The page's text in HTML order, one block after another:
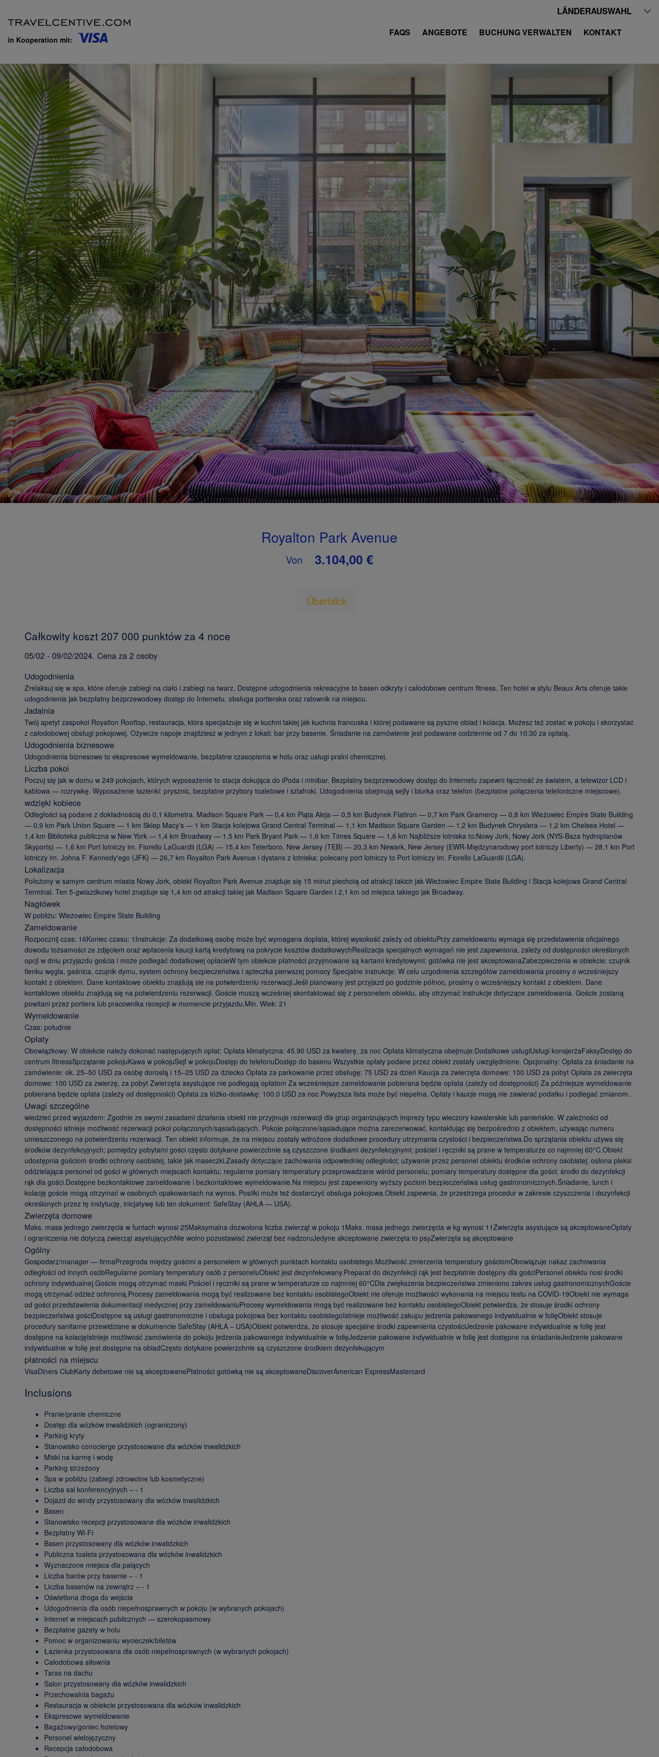
LÄNDERAUSWAHL
in Kooperation mit:
FAQS ANGEBOTE BUCHUNG VERWALTEN KONTAKT
Royalton Park Avenue
Von 3.104,00 €
Überblick
Całkowity koszt 207 000 punktów za 4 noce
05/02 - 09/02/2024. Cena za 2 osoby
Udogodnienia
Zrelaksuj się w spa, które oferuje zabiegi na ciało i zabiegi na twarz. Dostępne udogodnienia rekreacyjne to basen odkryty i całodobowe centrum fitness. Ten hotel w stylu Beaux Arts oferuje takie
udogodnienia jak bezpłatny bezprzewodowy dostęp do Internetu, obsługa portierska oraz ratownik na miejscu.
Jadalnia
Twój apetyt zaspokoi Royalton Rooftop, restauracja, która specjalizuje się w kuchni takiej jak kuchnia francuska i której podawane są pyszne obiad i kolacja. Możesz też zostać w pokoju i skorzystać
z całodobowej obsługi pokojowej. Ożywcze napoje znajdziesz w jednym z lokali: bar przy basenie. Śniadanie na zamówienie jest podawane codziennie od 7 do 10:30 za opłatą.
Udogodnienia biznesowe
Udogodnienia biznesowe to ekspresowe wymeldowanie, bezpłatne czasopisma w holu oraz usługi pralni chemicznej.
Liczba pokoi
Poczuj się jak w domu w 249 pokojach, których wyposażenie to stacja dokująca do iPoda i minibar. Bezpłatny bezprzewodowy dostęp do Internetu zapewni łączność ze światem, a telewizor LCD i
kablowa — rozrywkę. Wyposażenie łazienki: prysznic, bezpłatne przybory toaletowe i szlafroki. Udogodnienia obejmują sejfy i biurka oraz telefon (bezpłatne połączenia telefoniczne miejscowe).
wdzięki kobiece
Odległości są podane z dokładnością do 0,1 kilometra. Madison Square Park — 0,4 km Piąta Aleja — 0,5 km Budynek Flatiron — 0,7 km Park Gramercy — 0,8 km Wieżowiec Empire State Building
— 0,9 km Park Union Square — 1 km Sklep Macy's — 1 km Stacja kolejowa Grand Central Terminal — 1,1 km Madison Square Garden — 1,2 km Budynek Chryslera — 1,2 km Chelsea Hotel —
1,4 km Biblioteka publiczna w New York — 1,4 km Broadway — 1,5 km Park Bryant Park — 1,6 km Times Square — 1,6 km Najbliższe lotniska to:Nowy Jork, Nowy Jork (NYS-Baza hydroplanów
Skyports) — 1,6 km Port lotniczy im. Fiorello LaGuardii (LGA) — 15,4 km Teterboro, New Jersey (TEB) — 20,3 km Newark, New Jersey (EWR-Międzynarodowy port lotniczy Liberty) — 28,1 km Port
lotniczy im. Johna F. Kennedy'ego (JFK) — 26,7 km Royalton Park Avenue i dystans z lotniska: polecany port lotniczy to Port lotniczy im. Fiorello LaGuardii (LGA).
Lokalizacja
Położony w samym centrum miasta Nowy Jork, obiekt Royalton Park Avenue znajduje się 15 minut piechotą od atrakcji takich jak Wieżowiec Empire State Building i Stacja kolejowa Grand Central
Terminal. Ten 5-gwiazdkowy hotel znajduje się 1,4 km od atrakcji takiej jak Madison Square Garden i 2,1 km od miejsca takiego jak Broadway.
Nagłówek
W pobliżu: Wieżowiec Empire State Building
Zameldowanie
Rozpocznij czas: 16Koniec czasu: 1Instrukcje: Za dodatkową osobę może być wymagana dopłata, której wysokość zależy od obiektuPrzy zameldowaniu wymaga się przedstawienia oficjalnego
dowodu tożsamości ze zdjęciem oraz wpłacenia kaucji kartą kredytową na pokrycie kosztów dodatkowychRealizacja specjalnych wymagań nie jest zapewniona, zależy od dostępności określonych
opcji w dniu przyjazdu gościa i może podlegać dodatkowej opłacieW tym obiekcie płatności przyjmowane są kartami kredytowymi; gotówka nie jest akceptowanaZabezpieczenia w obiekcie: czujnik
tlenku węgla, gaśnica, czujnik dymu, system ochrony bezpieczeństwa i apteczka pierwszej pomocy Specjalne instrukcje: W celu uzgodnienia szczegółów zameldowania prosimy o wcześniejszy
kontakt z obiektem. Dane kontaktowe obiektu znajdują sie na potwierdzeniu rezerwacji.Jeśli planowany jest przyjazd po godzinie północ, prosimy o wcześniejszy kontakt z obiektem. Dane
kontaktowe obiektu znajdują się na potwierdzeniu rezerwacji. Goście muszą wcześniej skontaktować się z personelem obiektu, aby otrzymać instrukcje dotyczące zameldowania. Goście zostaną
powitani przez portiera lub pracownika recepcji w momencie przyjazdu.Min. Wiek: 21
Wymeldowanie
Czas: południe
Opłaty
Obowiązkowy: W obiekcie należy dokonać następujących opłat: Opłata klimatyczna: 45.90 USD za kwaterę, za noc Opłata klimatyczna obejmuje:Dodatkowe usługiUsługi konsjerżaFaksyDostęp do
centrum fitnessSprzątanie pokojuKawa w pokojuSejf w pokojuDostęp do telefonuDostęp do basenu Wszystkie opłaty podane przez obiekt zostały uwzględnione. Opcjonalny: Opłata za śniadanie na
zamówienie: ok. 25–50 USD za osobę dorosłą i 15–25 USD za dziecko Opłata za parkowanie przez obsługę: 75 USD za dzień Kaucja za zwierzęta domowe: 100 USD za pobyt Opłata za zwierzęta
domowe: 100 USD za zwierzę, za pobyt Zwierzęta asystujące nie podlegają opłatom Za wcześniejsze zameldowanie pobierana będzie opłata (zależy od dostępności) Za późniejsze wymeldowanie
pobierana będzie opłata (zależy od dostępności) Opłata za łóżko-dostawkę: 100.0 USD za noc Powyższa lista może być niepełna. Opłaty i kaucje mogą nie zawierać podatku i podlegać zmianom.
Uwagi szczególne
wiedzieć przed wyjazdem: Zgodnie ze swymi zasadami działania obiekt nie przyjmuje rezerwacji dla grup organizujących imprezy typu wieczory kawalerskie lub panieńskie. W zależności od
dostępności istnieje możliwość rezerwacji pokoi połączonych/sąsiadujących. Pokoje połączone/sąsiadujące można zarezerwować, kontaktując się bezpośrednio z obiektem, używając numeru
umieszczonego na potwierdzeniu rezerwacji. Ten obiekt informuje, że na miejscu zostały wdrożone dodatkowe procedury utrzymania czystości i bezpieczeństwa.Do sprzątania obiektu używa się
środków dezynfekcyjnych; pomiędzy pobytami gości często dotykane powierzchnie są czyszczone środkami dezynfekcyjnymi; pościel i ręczniki są prane w temperaturze co najmniej 60°C.Obiekt
udostępnia gościom środki ochrony osobistej, takie jak maseczki.Zasady dotyczące zachowania odpowiedniej odległości; używanie przez personel obiektu środków ochrony osobistej; osłona pleksi
oddzielająca personel od gości w głównych miejscach kontaktu; regularne pomiary temperatury przeprowadzane wśród personelu; pomiary temperatury dostępne dla gości; środki do dezynfekcji
rąk dla gości.Dostępne bezkontaktowe zameldowanie i bezkontaktowe wymeldowanie.Na miejscu jest zapewniony wyższy poziom bezpieczeństwa usług gastronomicznych.Śniadanie, lunch i
kolację goście mogą otrzymać w osobnych opakowaniach na wynos. Posiłki może też dostarczyć obsługa pokojowa.Obiekt zapewnia, że przestrzega procedur w zakresie czyszczenia i dezynfekcji
określonych przez tę instytucję, inicjatywę lub ten dokument: SafeStay (AHLA — USA).
Zwierzęta domowe
Maks. masa jednego zwierzęcia w funtach wynosi 25Maksymalna dozwolona liczba zwierząt w pokoju 1Maks. masa jednego zwierzęcia w kg wynosi 11Zwierzęta asystujące są akceptowaneOpłaty
i ograniczenia nie dotyczą zwierząt asystującychNie wolno pozostawiać zwierząt bez nadzoruJedyne akceptowane zwierzęta to psyZwierzęta są akceptowane
Ogólny
Gospodarz/manager — firmaPrzegroda między gośćmi a personelem w głównych punktach kontaktu osobistego.Możliwość zmierzenia temperatury gościomObowiązuje nakaz zachowania
odległości od innych osóbRegularne pomiary temperatury osób z personeluObiekt jest dezynfekowany.Preparat do dezynfekcji rąk jest bezpłatnie dostępny dla gościPersonel obiektu nosi środki
ochrony indywidualnej.Goście mogą otrzymać maski.Pościel i ręczniki są prane w temperaturze co najmniej 60°CDla zwiększenia bezpieczeństwa zmieniono zakres usług gastronomicznychGoście
mogą otrzymać odzież ochronną.Procesy zameldowania mogą być realizowane bez kontaktu osobistegoObiekt nie oferuje możliwości wykonania na miejscu testu na COVID-19Obiekt nie wymaga
od gości przedstawienia dokumentacji medycznej przy zameldowaniuProcesy wymeldowania mogą być realizowane bez kontaktu osobistegoObiekt potwierdza, że stosuje środki ochrony
bezpieczeństwa gościDostępne są usługi gastronomiczne i obsługa pokojowa bez kontaktu osobistegoIstnieje możliwość zakupu jedzenia pakowanego indywidualnie w folięObiekt stosuje
procedury sanitarne przewidziane w dokumencie SafeStay (AHLA – USA)Obiekt potwierdza, że stosuje specjalne środki zapewnienia czystościJedzenie pakowane indywidualnie w folię jest
dostępne na kolacjęIstnieje możliwość zamówienia do pokoju jedzenia pakowanego indywidualnie w folięJedzenie pakowane indywidualnie w folię jest dostępne na śniadanieJedzenie pakowane
indywidualnie w folię jest dostępne na obiadCzęsto dotykane powierzchnie są czyszczone środkiem dezynfekującym
płatności na miejscu
VisaDiners ClubKarty debetowe nie są akceptowanePłatności gotówką nie są akceptowaneDiscoverAmerican ExpressMastercard
Inclusions
Pranie/pranie chemiczne
Dostęp dla wózków inwalidzkich (ograniczony)
Parking kryty
Stanowisko conocierge przystosowane dla wózków inwalidzkich
Miski na karmę i wodę
Parking strzeżony
Spa w pobliżu (zabiegi zdrowotne lub kosmetyczne)
Liczba sal konferencyjnych – - 1
Dojazd do windy przystosowany dla wózków inwalidzkich
Basen
Stanowisko recepcji przystosowane dla wózków inwalidzkich
Bezpłatny Wi-Fi
Basen przystosowany dla wózków inwalidzkich
Publiczna toaleta przystosowana dla wózków inwalidzkich
Wyznaczone miejsca dla palących
Liczba barów przy basenie – - 1
Liczba basenów na zewnątrz – - 1
Oświetlona droga do wejścia
Udogodnienia dla osób niepełnosprawnych w pokoju (w wybranych pokojach)
Internet w miejscach publicznych — szerokopasmowy
Bezpłatne gazety w holu
Pomoc w organizowaniu wycieczek/biletów
Łazienka przystosowana dla osób niepełnosprawnych (w wybranych pokojach)
Całodobowa siłownia
Taras na dachu
Salon przystosowany dla wózków inwalidzkich
Przechowalnia bagażu
Restauracja w obiekcie przystosowana dla wózków inwalidzkich
Ekspresowe wymeldowanie
Bagażowy/goniec hotelowy
Personel wielojęzyczny
Recepcja całodobowa